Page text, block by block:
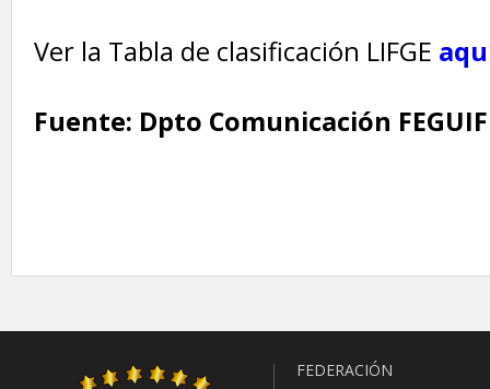
Ver la Tabla de clasificación LIFGE
Fuente: Dpto Comunicación
FEDERACIÓN